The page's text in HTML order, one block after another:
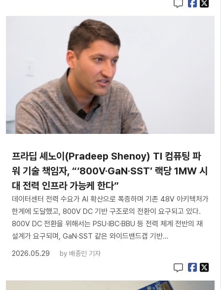
프라딥 셰노이(Pradeep Shenoy) TI 컴퓨팅 파
워 기술 책임자, “‘800V·GaN·SST’ 랙당 1MW 시
대 전력 인프라 가능케 한다”
데이터센터 전력 수요가 AI 확산으로 폭증하며 기존 48V 아키텍처가
한계에 도달했고, 800V DC 기반 구조로의 전환이 요구되고 있다.
800V DC 전환을 위해서는 PSU·IBC·BBU 등 전력 체계 전반의 재
설계가 요구되며, GaN·SST 같은 와이드밴드갭 기반…
2026.05.29
by 배종인 기자